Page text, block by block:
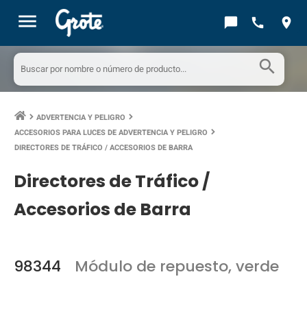
menu chat_bubble call location_on
search
keyboard_arrow_right ADVERTENCIA Y PELIGRO keyboard_arrow_right
ACCESORIOS PARA LUCES DE ADVERTENCIA Y PELIGRO keyboard_arrow_right
DIRECTORES DE TRÁFICO / ACCESORIOS DE BARRA
Directores de Tráfico /
Accesorios de Barra
98344 Módulo de repuesto, verde